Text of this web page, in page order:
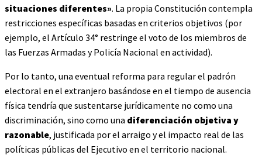
situaciones diferentes». La propia Constitución contempla
restricciones específicas basadas en criterios objetivos (por
ejemplo, el Artículo 34° restringe el voto de los miembros de
las Fuerzas Armadas y Policía Nacional en actividad).
Por lo tanto, una eventual reforma para regular el padrón
electoral en el extranjero basándose en el tiempo de ausencia
física tendría que sustentarse jurídicamente no como una
discriminación, sino como una diferenciación objetiva y
razonable, justificada por el arraigo y el impacto real de las
políticas públicas del Ejecutivo en el territorio nacional.